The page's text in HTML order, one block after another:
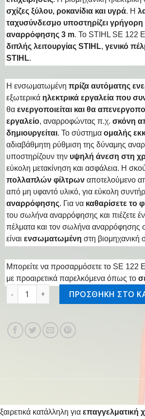
σχίζες ξύλου, ροκανίδια και υγρά. Η
ταχυσύνδεσμο υποστηρίζει
αναρρόφησης 3 m. Το STIHL SE 122 E
διπλής λειτουργίας STIHL, γενικό
STIHL.
Η ενσωματωμένη πρίζα αυτόματης
εξωτερικά ηλεκτρικά εργαλεία που
θα ενεργοποιείται και θα
εργαλείο, αναρροφώντας π.χ. σκόνη
δημιουργείται. Το σύστημα ομαλής
αδιαβάθμητη ρύθμιση της δύναμης
υποστηρίζουν την υψηλή άνεση στη
εύκολη μετακίνηση και ασφάλεια. Η
πολλαπλών φίλτρων αποτελούμενο
από μη υφαντό υλικό, για εύκολη
αναρρόφησης. Για να καθαρίσετε το
του σωλήνα αναρρόφησης και πιέζετε
πέλματα και τον σωλήνα αναρρόφησης
είναι ενσωματωμένη στη
Μπορείτε να προσαρμόσετε το SE 122 E
με προαιρετικά παρελκόμενα όπως το
Ηλεκτρική σκούπα SE 122 E ποσότητα
ΠΡΟΣΘΗΚΗ ΣΤΟ
κατάλληλη για επαγγελματική